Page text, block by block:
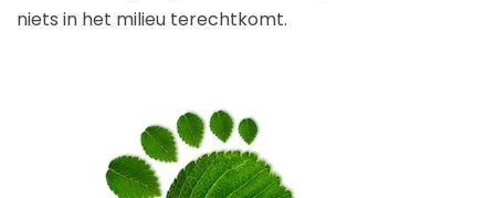
niets in het milieu terechtkomt.